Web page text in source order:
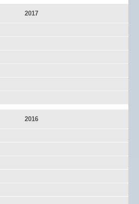
2017
2016